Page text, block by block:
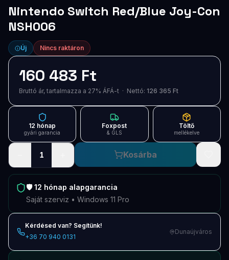
Szolgáltatások
Támogatás
Keresés Vásárlás
Nintendo Switch Red/Blue Joy-Con
NSH006
Új Nincs raktáron
160 483 Ft
Bruttó ár, tartalmazza a 27% ÁFÁ-t · Nettó: 126 365 Ft
12 hónap
gyári garancia
Foxpost
& GLS
Töltő
mellékelve
1 Kosárba
🛡️12 hónap alapgarancia
Saját szerviz • Windows 11 Pro
Kérdésed van? Segítünk!
+36 70 940 0131
Dunaújváros